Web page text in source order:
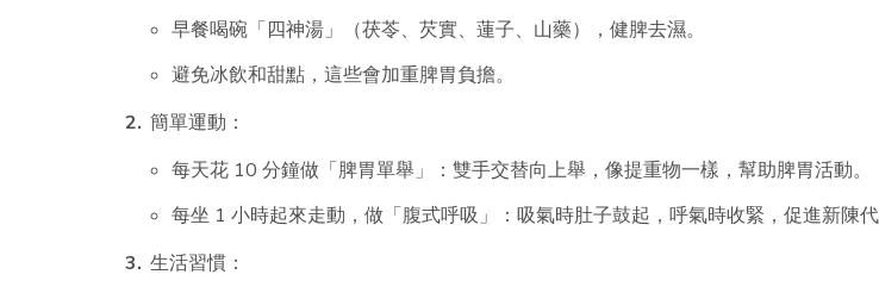
早餐喝碗「四神湯」（茯苓、芡實、蓮子、山藥），健脾去濕。
避免冰飲和甜點，這些會加重脾胃負擔。
簡單運動：
每天花 10 分鐘做「脾胃單舉」：雙手交替向上舉，像提重物一樣，幫助脾胃活動。
每坐 1 小時起來走動，做「腹式呼吸」：吸氣時肚子鼓起，呼氣時收緊，促進新陳代
生活習慣：